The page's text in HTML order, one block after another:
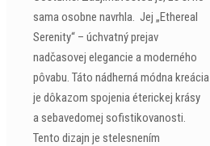
sama osobne navrhla. Jej „Ethereal
Serenity“ – úchvatný prejav
nadčasovej elegancie a moderného
pôvabu. Táto nádherná módna kreácia
je dôkazom spojenia éterickej krásy
a sebavedomej sofistikovanosti.
Tento dizajn je stelesnením